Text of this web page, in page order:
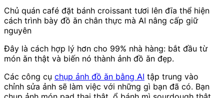
Chủ quán café đặt bánh croissant tươi lên đĩa thể hiện
cách trình bày đồ ăn chân thực mà AI nâng cấp giữ
nguyên
Đây là cách hợp lý hơn cho 99% nhà hàng: bắt đầu từ
món ăn thật và biến nó thành ảnh đồ ăn đẹp.
Các công cụ chụp ảnh đồ ăn bằng AI tập trung vào
chỉnh sửa ảnh sẽ làm việc với những gì bạn đã có. Bạn